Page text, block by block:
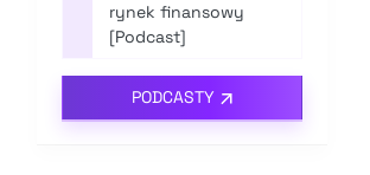
rynek finansowy
[Podcast]
PODCASTY